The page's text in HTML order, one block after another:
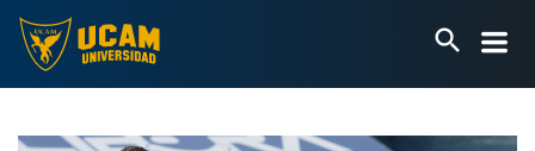
Pasar
contenido
principal